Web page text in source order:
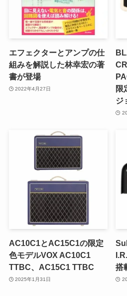
エフェクターとアンプの仕
組みを解説した林幸宏の著
書が登場
2022年4月27日
限
ジ
AC10C1とAC15C1の限定
色モデルVOX AC10C1
TTBC、AC15C1 TTBC
2025年1月31日
搭